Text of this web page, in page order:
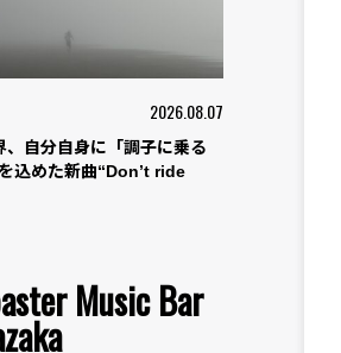
2026.08.07
、自分自身に「調子に乗る
込めた新曲“Don’t ride
Music Bar